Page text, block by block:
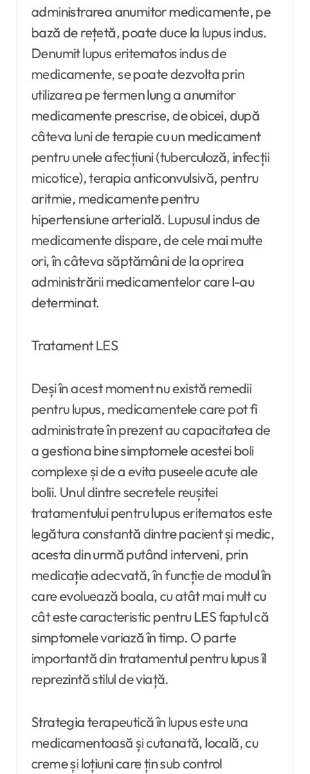
administrarea anumitor medicamente, pe
bază de rețetă, poate duce la lupus indus.
Denumit lupus eritematos indus de
medicamente, se poate dezvolta prin
utilizarea pe termen lung a anumitor
medicamente prescrise, de obicei, după
câteva luni de terapie cu un medicament
pentru unele afecțiuni (tuberculoză, infecții
micotice), terapia anticonvulsivă, pentru
aritmie, medicamente pentru
hipertensiune arterială. Lupusul indus de
medicamente dispare, de cele mai multe
ori, în câteva săptămâni de la oprirea
administrării medicamentelor care l-au
determinat.
Tratament LES
Deși în acest moment nu există remedii
pentru lupus, medicamentele care pot fi
administrate în prezent au capacitatea de
a gestiona bine simptomele acestei boli
complexe și de a evita puseele acute ale
bolii. Unul dintre secretele reușitei
tratamentului pentru lupus eritematos este
legătura constantă dintre pacient și medic,
acesta din urmă putând interveni, prin
medicație adecvată, în funcție de modul în
care evoluează boala, cu atât mai mult cu
cât este caracteristic pentru LES faptul că
simptomele variază în timp. O parte
importantă din tratamentul pentru lupus îl
reprezintă stilul de viață.
Strategia terapeutică în lupus este una
medicamentoasă și cutanată, locală, cu
creme și loțiuni care țin sub control